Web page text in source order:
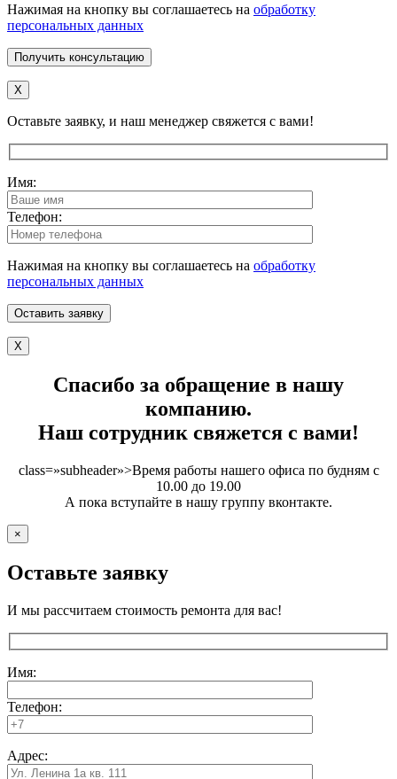
Нажимая на кнопку вы соглашаетесь на обработку
персональных данных
X
Оставьте заявку, и наш менеджер свяжется с вами!
Имя:
Телефон:
Нажимая на кнопку вы соглашаетесь на обработку
персональных данных
X
Спасибо за обращение в нашу
компанию.
Наш сотрудник свяжется с вами!
class=»subheader»>Время работы нашего офиса по будням с
10.00 до 19.00
А пока вступайте в нашу группу вконтакте.
×
Оставьте заявку
И мы рассчитаем стоимость ремонта для вас!
Имя:
Телефон:
Адрес: